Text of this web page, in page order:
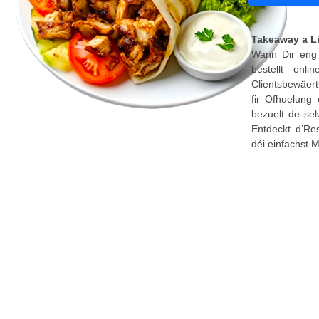
Takeaway a
Wann Dir
bestellt
fir Ofhuelung
bezuelt de
Entdeckt
déi einfachst